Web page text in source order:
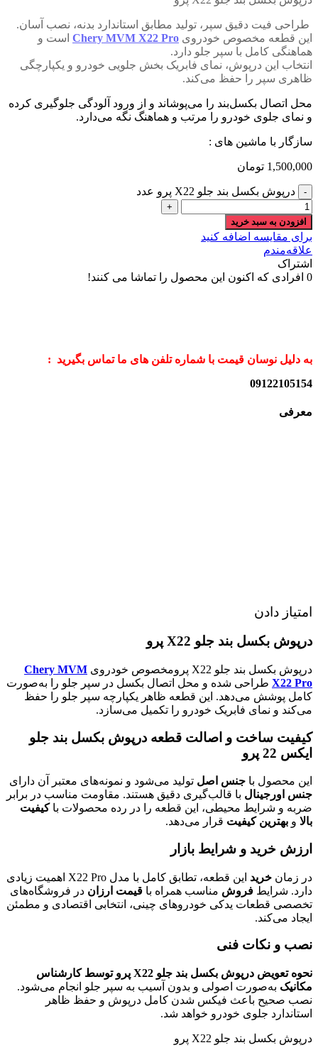
طراحی فیت دقیق سپر، تولید مطابق استاندارد بدنه، نصب آسان.
این قطعه مخصوص خودروی Chery MVM X22 Pro است و
هماهنگی کامل با سپر جلو دارد.
انتخاب این درپوش، نمای فابریک بخش جلویی خودرو و یکپارچگی
ظاهری سپر را حفظ می‌کند.
محل اتصال بکسل‌بند را می‌پوشاند و از ورود آلودگی جلوگیری کرده
و نمای جلوی خودرو را مرتب و هماهنگ نگه می‌دارد.
سازگار با ماشین های :
1,500,000 تومان
درپوش بکسل بند جلو X22 پرو عدد
افزودن به سبد خرید
برای مقایسه اضافه کنید
علاقه‌مندم
اشتراک
0 افرادی که اکنون این محصول را تماشا می کنند!
به دلیل نوسان قیمت با شماره تلفن های ما تماس بگیرید :
09122105154
معرفی
امتیاز دادن
درپوش بکسل بند جلو X22 پرو
درپوش بکسل بند جلو X22 پرومخصوص خودروی
Chery MVM
X22 Pro طراحی شده و محل اتصال بکسل در سپر جلو را به‌صورت
کامل پوشش می‌دهد. این قطعه ظاهر یکپارچه سپر جلو را حفظ
می‌کند و نمای فابریک خودرو را تکمیل می‌سازد.
کیفیت ساخت و اصالت قطعه درپوش بکسل بند جلو
ایکس 22 پرو
این محصول با جنس اصل تولید می‌شود و نمونه‌های معتبر آن دارای
جنس اورجینال با قالب‌گیری دقیق هستند. مقاومت مناسب در برابر
ضربه و شرایط محیطی، این قطعه را در رده محصولات باکیفیت
بالا و بهترین کیفیت قرار می‌دهد.
ارزش خرید و شرایط بازار
در زمان خرید
این قطعه، تطابق کامل با مدل X22 Pro اهمیت زیادی
دارد. شرایط فروش مناسب همراه با قیمت ارزان در فروشگاه‌های
تخصصی قطعات یدکی خودروهای چینی، انتخابی اقتصادی و مطمئن
ایجاد می‌کند.
نصب و نکات فنی
نحوه تعویض درپوش بکسل بند جلو X22 پرو توسط کارشناس
مکانیک به‌صورت اصولی و بدون آسیب به سپر جلو انجام می‌شود.
نصب صحیح باعث فیکس شدن کامل درپوش و حفظ ظاهر
استاندارد جلوی خودرو خواهد شد.
درپوش بکسل بند جلو X22 پرو